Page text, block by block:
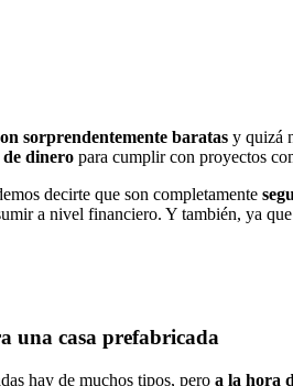
sorprendentemente baratas y quizá
dinero para cumplir con proyectos
decirte que son completamente
a nivel financiero. Y también, ya
una casa prefabricada
hay de muchos tipos, pero a la hora